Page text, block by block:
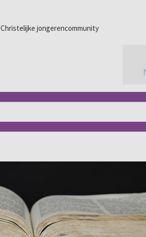
Christelijke jongerencommunity